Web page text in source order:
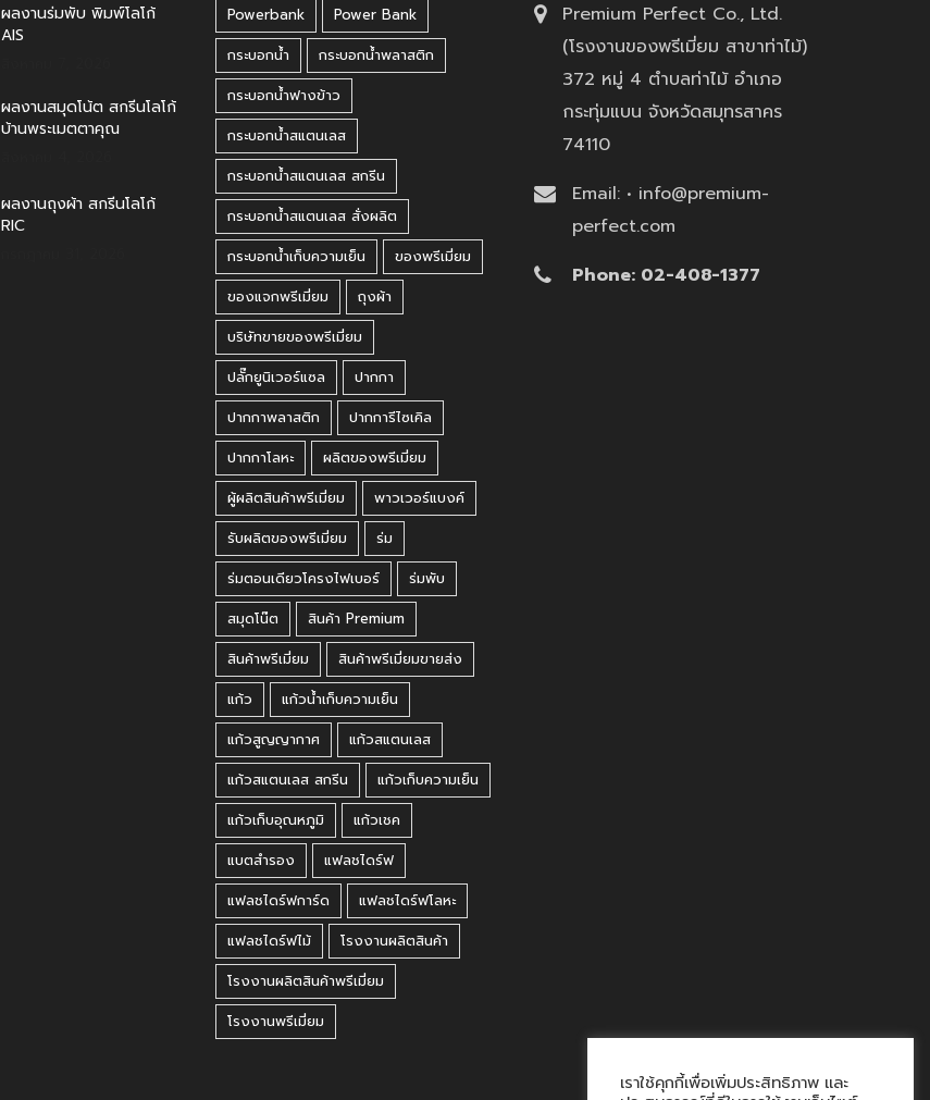
ผลงานร่มพับ พิมพ์โลโก้
AIS
ผลงานสมุดโน้ต สกรีนโลโก้
บ้านพระเมตตาคุณ
ผลงานถุงผ้า สกรีนโลโก้
RIC
Powerbank
Power Bank
กระบอกน้ำ
กระบอกน้ำพลาสติก
กระบอกน้ำฟางข้าว
กระบอกน้ำสแตนเลส
กระบอกน้ำสแตนเลส สกรีน
กระบอกน้ำสแตนเลส สั่งผลิต
กระบอกน้ำเก็บความเย็น
ของพรีเมี่ยม
ของแจกพรีเมี่ยม
ถุงผ้า
บริษัทขายของพรีเมี่ยม
ปลั๊กยูนิเวอร์แซล
ปากกา
ปากกาพลาสติก
ปากการีไซเคิล
ปากกาโลหะ
ผลิตของพรีเมี่ยม
ผู้ผลิตสินค้าพรีเมี่ยม
พาวเวอร์แบงค์
รับผลิตของพรีเมี่ยม
ร่ม
ร่มตอนเดียวโครงไฟเบอร์
ร่มพับ
สมุดโน๊ต
สินค้า Premium
สินค้าพรีเมี่ยม
สินค้าพรีเมี่ยมขายส่ง
แก้ว
แก้วน้ำเก็บความเย็น
แก้วสูญญากาศ
แก้วสแตนเลส
แก้วสแตนเลส สกรีน
แก้วเก็บความเย็น
แก้วเก็บอุณหภูมิ
แก้วเชค
แบตสำรอง
แฟลชไดร์ฟ
แฟลชไดร์ฟการ์ด
แฟลชไดร์ฟโลหะ
แฟลชไดร์ฟไม้
โรงงานผลิตสินค้า
โรงงานผลิตสินค้าพรีเมี่ยม
โรงงานพรีเมี่ยม
Premium Perfect Co., Ltd.
(โรงงานของพรีเมี่ยม สาขาท่าไม้)
372 หมู่ 4 ตำบลท่าไม้ อำเภอ
กระทุ่มแบน จังหวัดสมุทรสาคร
74110
Email: • info@premium-
perfect.com
Phone: 02-408-1377
เราใช้คุกกี้เพื่อเพิ่มประสิทธิภาพ และ